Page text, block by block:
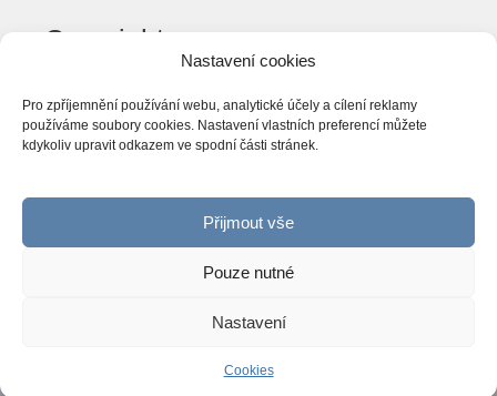
Nastavení cookies
Pro zpříjemnění používání webu, analytické účely a cílení reklamy
používáme soubory cookies. Nastavení vlastních preferencí můžete
kdykoliv upravit odkazem ve spodní části stránek.
Přijmout vše
Pouze nutné
Nastavení
Cookies
Copyright
© World Trend 2014-2026
Všechna práva vyhrazena.
CC BY-NC 4.0
ováno Národní knihovnou ČR
• Vytvořeno s